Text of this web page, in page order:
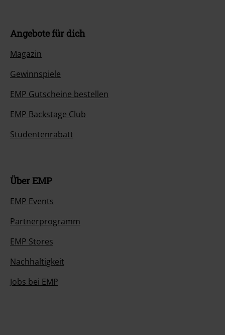
Angebote für dich
Magazin
Gewinnspiele
EMP Gutscheine bestellen
EMP Backstage Club
Studentenrabatt
Über EMP
EMP Events
Partnerprogramm
EMP Stores
Nachhaltigkeit
Jobs bei EMP